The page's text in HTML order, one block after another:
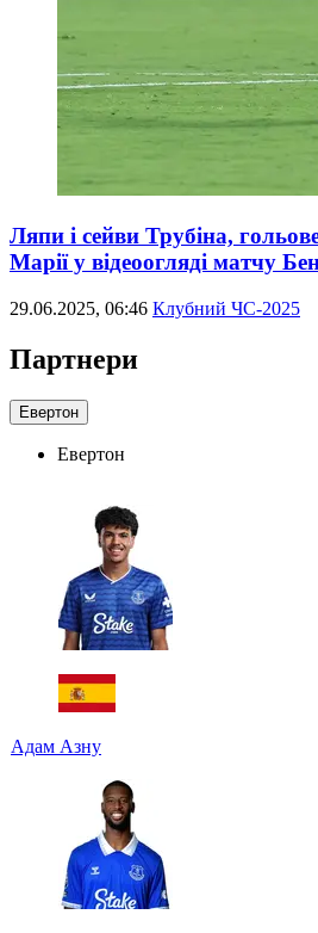
Ляпи і сейви Трубіна,
Марії у відеоогляді матчу
29.06.2025, 06:46 Клубний ЧС-2025
Партнери
Евертон
Евертон
Адам Азну